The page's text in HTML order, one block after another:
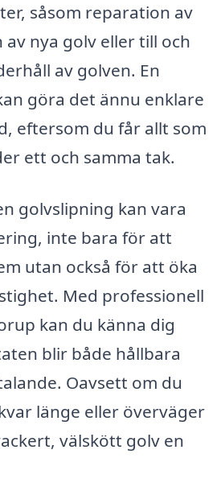
såsom reparation av
nya golv eller till och
av golven. En
göra det ännu enklare
eftersom du får allt som
ett och samma tak.
golvslipning kan vara
inte bara för att
utan också för att öka
Med professionell
kan du känna dig
blir både hållbara
Oavsett om du
länge eller överväger
välskött golv en